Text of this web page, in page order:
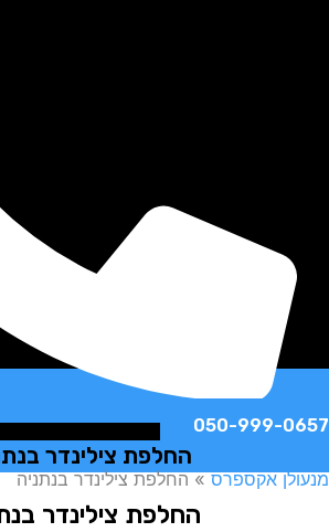
050-999-
החלפת צילינדר בנתניה
אקספרס»החלפת צילינדר בנתניה
החלפת צילינדר בנתניה